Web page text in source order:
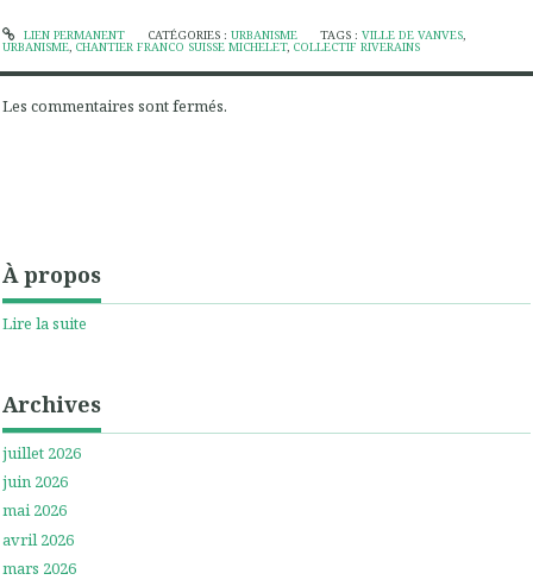
LIEN PERMANENT CATÉGORIES : URBANISME TAGS :VILLE DE VANVES,
URBANISME, CHANTIER FRANCO SUISSE MICHELET, COLLECTIF RIVERAINS
Les commentaires sont fermés.
À propos
Lire la suite
Archives
juillet 2026
juin 2026
mai 2026
avril 2026
mars 2026